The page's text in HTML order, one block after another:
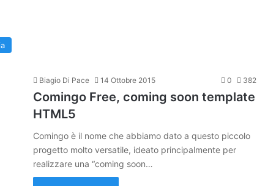
Biagio Di Pace 14 Ottobre 2015 0 382
Comingo Free, coming soon template
HTML5
Comingo è il nome che abbiamo dato a questo piccolo
progetto molto versatile, ideato principalmente per
realizzare una “coming soon…